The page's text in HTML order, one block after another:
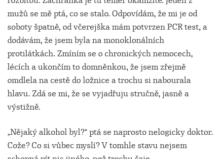
mužů se mě ptá, co se stalo. Odpovídám, že mi je od
soboty špatně, od včerejška mám potvrzen PCR test, a
dodávám, že jsem byla na monoklonálních
protilátkách. Zmíním se o chronických nemocech,
lécích a ukončím to domněnkou, že jsem zřejmě
omdlela na cestě do ložnice a trochu si nabourala
hlavu. Zdá se mi, že se vyjadřuju stručně, jasně a
výstižně.
„Nějaký alkohol byl?“ ptá se naprosto nelogicky doktor.
Cože? Co si vůbec myslí? V tomhle stavu nejsem